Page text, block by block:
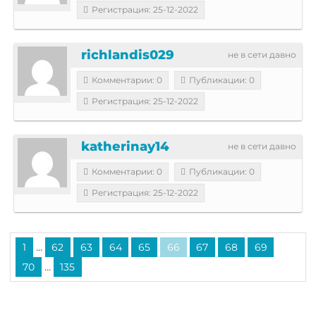
Регистрация: 25-12-2022
не в сети давно
richlandis029
Комментарии: 0
Публикации: 0
Регистрация: 25-12-2022
не в сети давно
katherinay14
Комментарии: 0
Публикации: 0
Регистрация: 25-12-2022
1 ... 62 63 64 65 66 67 68
69
70
... 135